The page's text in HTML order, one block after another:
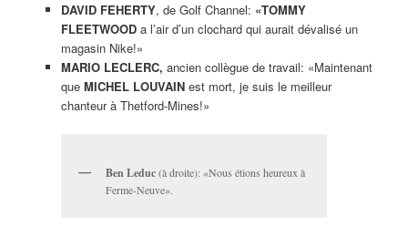
DAVID FEHERTY, de Golf Channel: «TOMMY
FLEETWOODa l’air d’un clochard qui aurait dévalisé un
magasin Nike!»
MARIO LECLERC, ancien collègue de travail: «Maintenant
que MICHEL LOUVAINest mort, je suis le meilleur
chanteur à Thetford-Mines!»
Ben Leduc(à droite): «Nous étions heureux à
Ferme-Neuve».